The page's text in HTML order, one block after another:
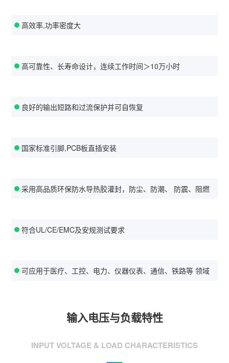
高效率,功率密度大
高可靠性、长寿命设计，连续工作时间＞10万小时
良好的输出短路和过流保护并可自恢复
国家标准引脚,PCB板直插安装
采用高品质环保防水导热胶灌封，防尘、防潮、 防震、阻燃
符合UL/CE/EMC及安规测试要求
可应用于医疗、工控、电力、仪器仪表、通信、铁路等 领域
输入电压与负载特性
INPUT VOLTAGE & LOAD CHARACTERISTICS